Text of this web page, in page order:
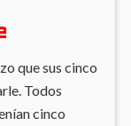
que sus cinco
Todos
cinco